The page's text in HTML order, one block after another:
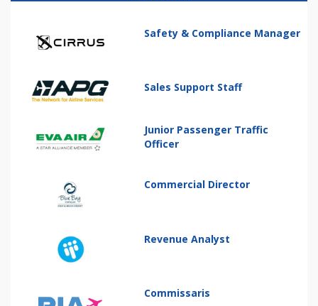
Safety & Compliance Manager
Sales Support Staff
Junior Passenger Traffic
Officer
Commercial Director
Revenue Analyst
Commissaris